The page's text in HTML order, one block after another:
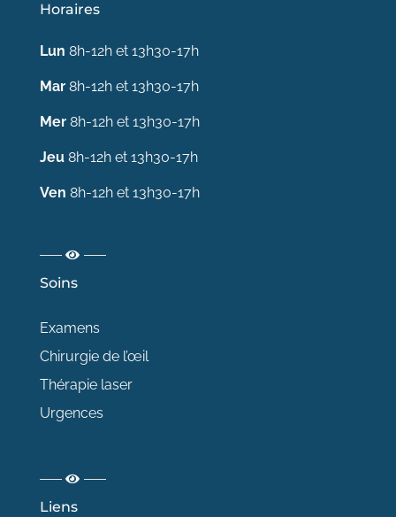
Horaires
Lun 8h-12h et 13h30-17h
Mar8h-12h et 13h30-17h
Mer8h-12h et 13h30-17h
Jeu8h-12h et 13h30-17h
Ven 8h-12h et 13h30-17h
Soins
Examens
Chirurgie de l’œil
Thérapie laser
Urgences
Liens